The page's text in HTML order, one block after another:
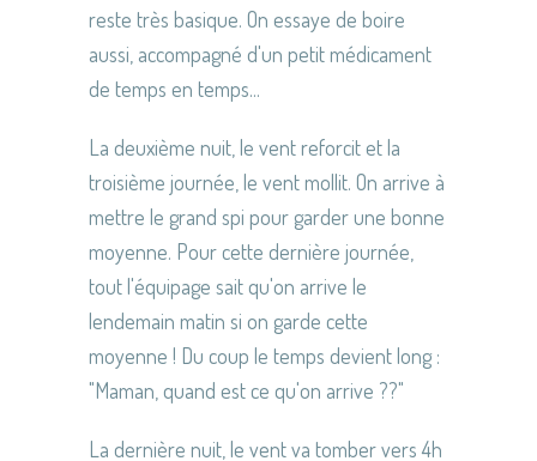
reste très basique. On essaye de boire
aussi, accompagné d'un petit médicament
de temps en temps...
La deuxième nuit, le vent reforcit et la
troisième journée, le vent mollit. On arrive à
mettre le grand spi pour garder une bonne
moyenne. Pour cette dernière journée,
tout l'équipage sait qu'on arrive le
lendemain matin si on garde cette
moyenne ! Du coup le temps devient long :
"Maman, quand est ce qu'on arrive ??"
La dernière nuit, le vent va tomber vers 4h